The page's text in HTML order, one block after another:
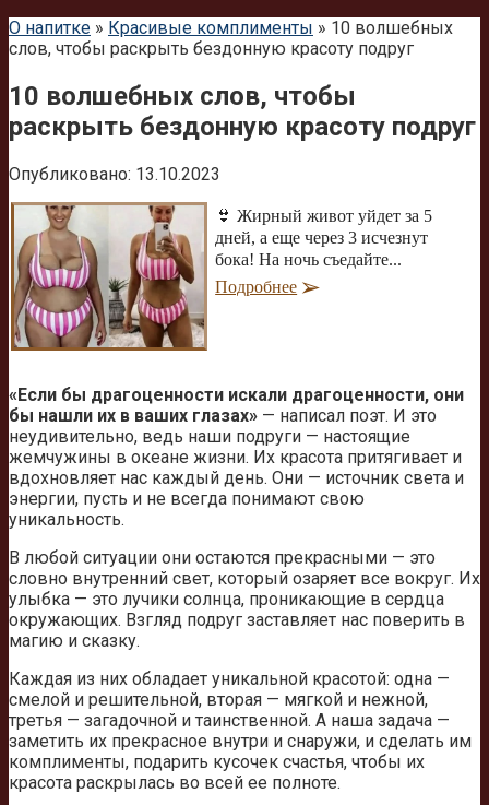
О напитке » Красивые комплименты » 10 волшебных
слов, чтобы раскрыть бездонную красоту подруг
10 волшебных слов, чтобы
раскрыть бездонную красоту подруг
Опубликовано: 13.10.2023
👙 Жирный живот уйдет за 5
дней, а еще через 3 исчезнут
бока! На ночь съедайте...
Подробнее
«Если бы драгоценности искали драгоценности, они
бы нашли их в ваших глазах» — написал поэт. И это
неудивительно, ведь наши подруги — настоящие
жемчужины в океане жизни. Их красота притягивает и
вдохновляет нас каждый день. Они — источник света и
энергии, пусть и не всегда понимают свою
уникальность.
В любой ситуации они остаются прекрасными — это
словно внутренний свет, который озаряет все вокруг. Их
улыбка — это лучики солнца, проникающие в сердца
окружающих. Взгляд подруг заставляет нас поверить в
магию и сказку.
Каждая из них обладает уникальной красотой: одна —
смелой и решительной, вторая — мягкой и нежной,
третья — загадочной и таинственной. А наша задача —
заметить их прекрасное внутри и снаружи, и сделать им
комплименты, подарить кусочек счастья, чтобы их
красота раскрылась во всей ее полноте.